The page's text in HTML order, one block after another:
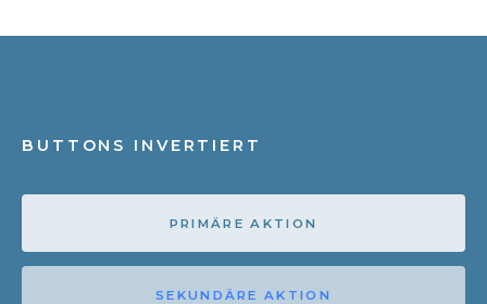
BUTTONS INVERTIERT
PRIMÄRE AKTION
SEKUNDÄRE AKTION